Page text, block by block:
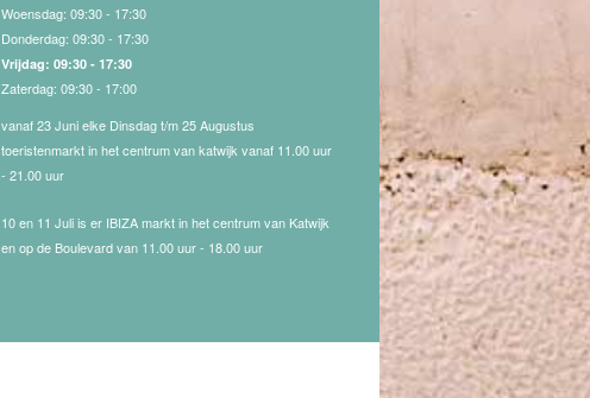
Woensdag: 09:30 - 17:30
Donderdag: 09:30 - 17:30
Vrijdag: 09:30 - 17:30
Zaterdag: 09:30 - 17:00
vanaf 23 Juni elke Dinsdag t/m 25 Augustus
toeristenmarkt in het centrum van katwijk vanaf 11.00 uur
- 21.00 uur
10 en 11 Juli is er IBIZA markt in het centrum van Katwijk
en op de Boulevard van 11.00 uur - 18.00 uur